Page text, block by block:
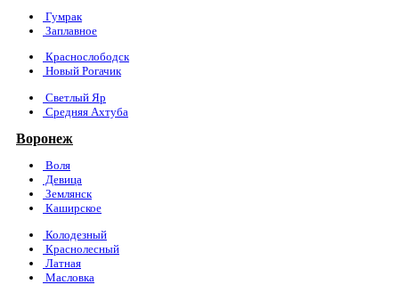
Гумрак
Заплавное
Краснослободск
Новый Рогачик
Светлый Яр
Средняя Ахтуба
Воронеж
Воля
Девица
Землянск
Каширское
Колодезный
Краснолесный
Латная
Масловка